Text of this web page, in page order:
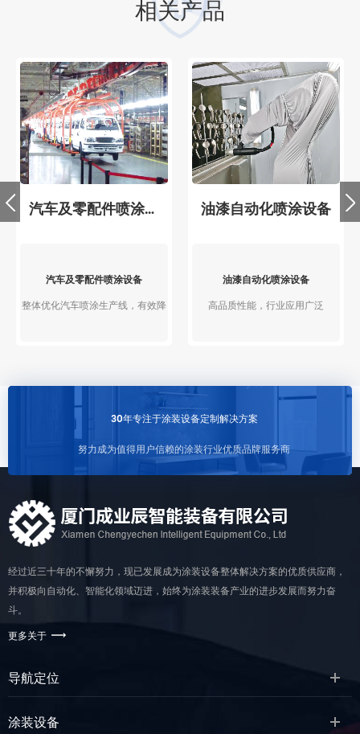
相关产品
汽车及零配件喷涂设
汽车及零配件喷涂设备
整体优化汽车喷涂生产线，有效降
油漆自动化喷涂设备
油漆自动化喷涂设备
高品质性能，行业应用广泛
30年专注于涂装设备定制解决方案
努力成为值得用户信赖的涂装行业优质品牌服务商
经过近三十年的不懈努力，现已发展成为涂装设备整体解决方案的优质供应商，
并积极向自动化、智能化领域迈进，始终为涂装装备产业的进步发展而努力奋
斗。
更多关于
导航定位
涂装设备